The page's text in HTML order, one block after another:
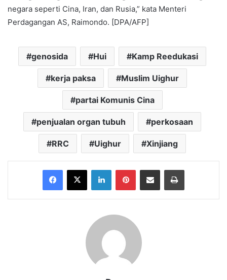
negara seperti Cina, Iran, dan Rusia,” kata Menteri
Perdagangan AS, Raimondo. [DPA/AFP]
genosida Hui Kamp Reedukasi
kerja paksa Muslim Uighur
partai Komunis Cina
penjualan organ tubuh perkosaan
RRC Uighur Xinjiang
Facebook
X LinkedInPinterestShare via Email Print